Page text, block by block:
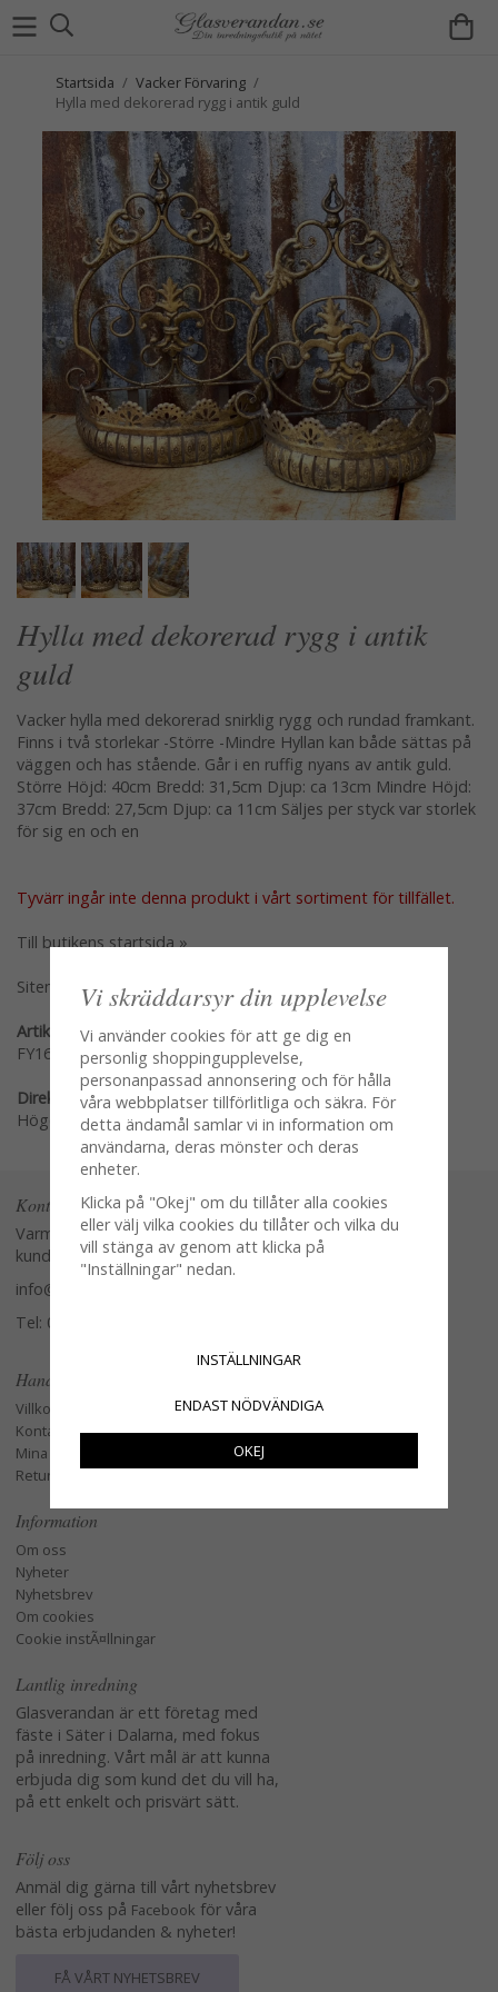
Startsida / Vacker Förvaring /
Hylla med dekorerad rygg i antik guld
Hylla med dekorerad rygg i antik
guld
Vacker hylla med dekorerad snirklig rygg och rundad framkant.
Finns i två storlekar -Större -Mindre Hyllan kan både sättas på
väggen och has stående. Går i en ruffig nyans av antik guld.
Större Höjd: 40cm Bredd: 31,5cm Djup: ca 13cm Mindre Höjd:
37cm Bredd: 27,5cm Djup: ca 11cm Säljes per styck var storlek
för sig en och en
Tyvärr ingår inte denna produkt i vårt sortiment för tillfället.
Till butikens startsida »
Sitemap »
Artikelnummer:
FY160096LS-M
Direktlänk:
Högerklicka och kopiera adressen
Kontakta oss
Varmt välkommen att kontakta vår
kundtjänst.
info@glasverandan.se
Tel: 079-3495968
Handla
Villkor
Kontakta oss
Mina favoriter
Retur och Reklamation
Information
Om oss
Nyheter
Nyhetsbrev
Om cookies
Cookie instÃ¤llningar
Lantlig inredning
Glasverandan är ett företag med
fäste i Säter i Dalarna, med fokus
på inredning. Vårt mål är att kunna
erbjuda dig som kund det du vill ha,
på ett enkelt och prisvärt sätt.
Följ oss
Anmäl dig gärna till vårt nyhetsbrev
eller följ oss på Facebook för våra
bästa erbjudanden & nyheter!
FÅ VÅRT NYHETSBREV
Vi skräddarsyr din upplevelse
Vi använder cookies för att ge dig en
personlig shoppingupplevelse,
personanpassad annonsering och för hålla
våra webbplatser tillförlitliga och säkra. För
detta ändamål samlar vi in information om
användarna, deras mönster och deras
enheter.
Klicka på "Okej" om du tillåter alla cookies
eller välj vilka cookies du tillåter och vilka du
vill stänga av genom att klicka på
"Inställningar" nedan.
INSTÄLLNINGAR
ENDAST NÖDVÄNDIGA
OKEJ